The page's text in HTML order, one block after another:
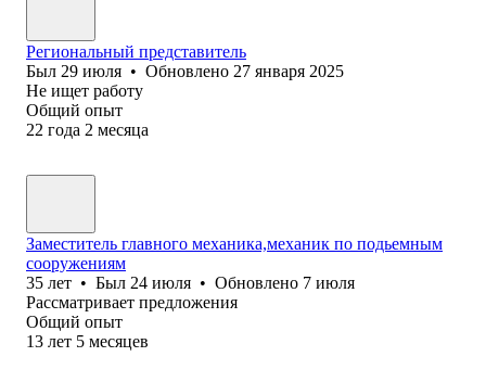
Региональный представитель
Был 29 июля • Обновлено 27 января 2025
Не ищет работу
Общий опыт
22 года 2 месяца
Заместитель главного механика,механик по подьемным
сооружениям
35 лет • Был 24 июля • Обновлено 7 июля
Рассматривает предложения
Общий опыт
13 лет 5 месяцев